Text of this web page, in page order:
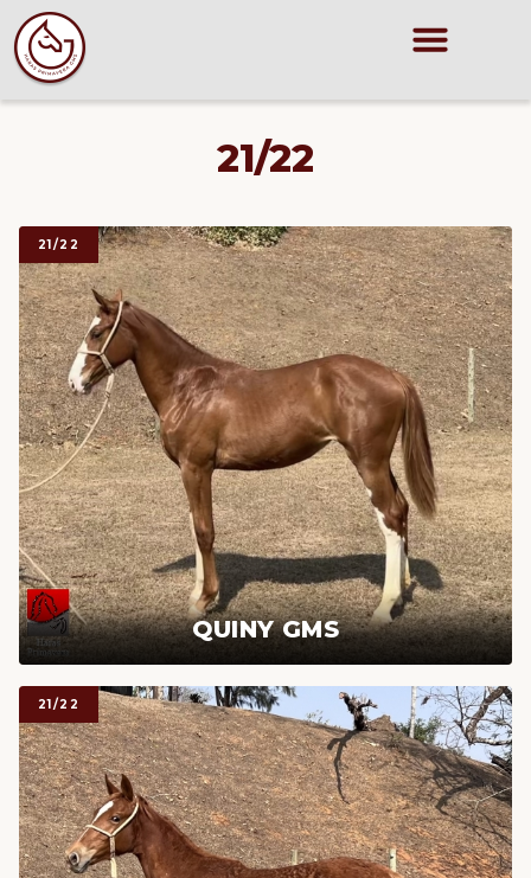
21/22
21/22
QUINY GMS
21/22